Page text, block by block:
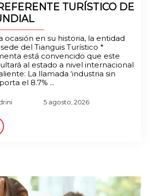
TURÍSTICO DE
ocasión en su historia, la entidad
del Tianguis Turístico *
está convencido que este
al estado a nivel internacional
La llamada ‘industria sin
el 8.7% ...
5 agosto, 2026